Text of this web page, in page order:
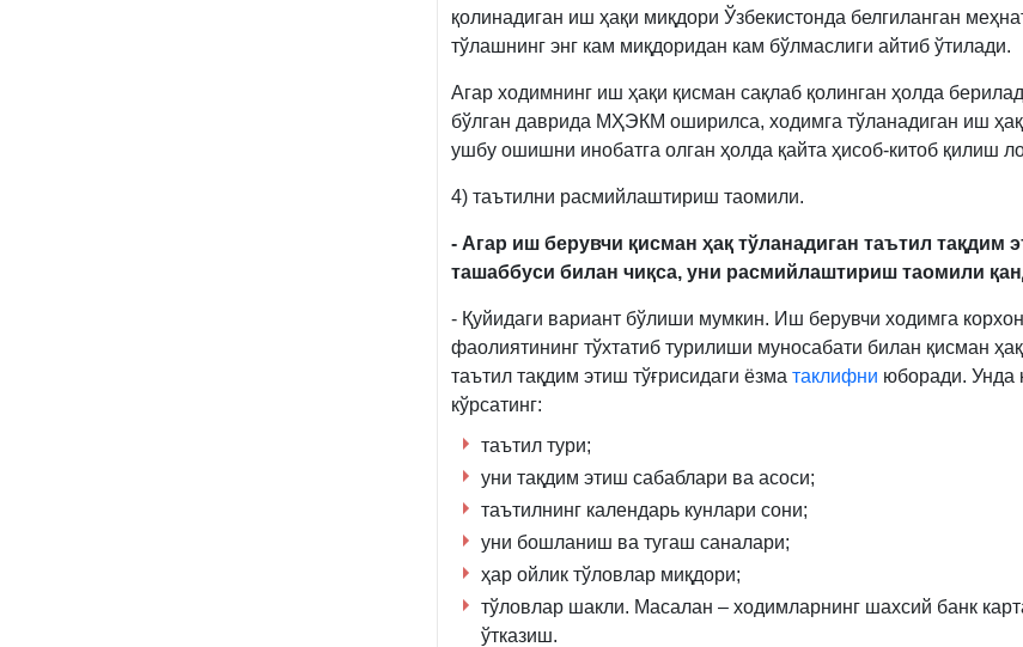
қолинадиган иш ҳақи миқдори Ўзбекистонда белгиланган
тўлашнинг энг кам миқдоридан кам бўлмаслиги айтиб ўтилади.
Агар ходимнинг иш ҳақи қисман сақлаб қолинган ҳолда
бўлган даврида МҲЭКМ оширилса, ходимга тўланадиган иш
ушбу ошишни инобатга олган ҳолда қайта ҳисоб-китоб қилиш
4) таътилни расмийлаштириш таомили.
- Агар иш берувчи қисман ҳақ тўланадиган таътил тақдим
ташаббуси билан чиқса, уни расмийлаштириш таомили
- Қуйидаги вариант бўлиши мумкин. Иш берувчи ходимга
фаолиятининг тўхтатиб турилиши муносабати билан қисман
таътил тақдим этиш тўғрисидаги ёзма таклифни юборади. Унда
кўрсатинг:
таътил тури;
уни тақдим этиш сабаблари ва асоси;
таътилнинг календарь кунлари сони;
уни бошланиш ва тугаш саналари;
ҳар ойлик тўловлар миқдори;
тўловлар шакли. Масалан – ходимларнинг шахсий банк
ўтказиш.